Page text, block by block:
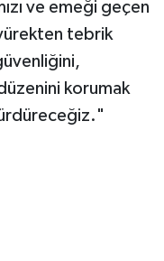
ve emeği geçen
tebrik
korumak